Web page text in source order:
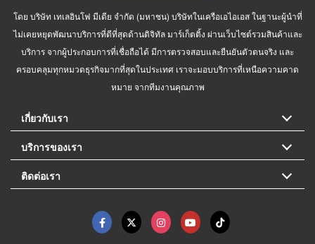
โดย บริษัท เทเลอินโฟ มีเดีย จำกัด (มหาชน) บริษัทในเครือเอไอเอส ในฐานะผู้นำที่
ไม่เคยหยุดพัฒนาบริการที่ดีที่สุดด้านดิจิทัล มาร์เก็ตติ้ง ผ่านเว็บไซต์รวมสินค้าและ
บริการ จากผู้ประกอบการที่เชื่อถือได้ มีการตรวจสอบและยืนยันตัวตนจริง และ
ครอบคลุมทุกหมวดธุรกิจมากที่สุดในประเทศ เราจะมอบบริการที่เหนือความคาด
หมาย จากทีมงานคุณภาพ
เกี่ยวกับเรา
บริการของเรา
ติดต่อเรา